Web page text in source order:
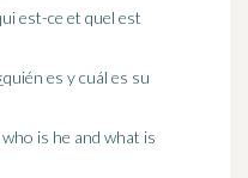
est-ce et quel est
es y cuál es su
is he and what is